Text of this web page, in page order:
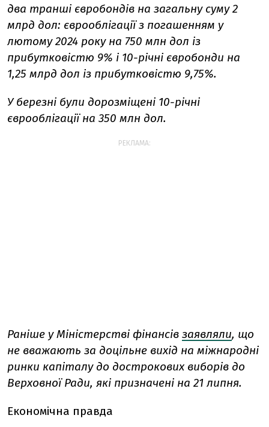
два транші євробондів на загальну суму 2
млрд дол: єврооблігації з погашенням у
лютому 2024 року на 750 млн дол із
прибутковістю 9% і 10-річні євробонди на
1,25 млрд дол із прибутковістю 9,75%.
У березні були дорозміщені 10-річні
єврооблігації на 350 млн дол.
РЕКЛАМА:
Раніше у Міністерстві фінансів заявляли, що
не вважають за доцільне вихід на міжнародні
ринки капіталу до дострокових виборів до
Верховної Ради, які призначені на 21 липня.
Економічна правда